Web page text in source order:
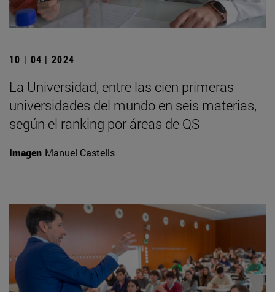
10 | 04 | 2024
La Universidad, entre las cien primeras
universidades del mundo en seis materias,
según el ranking por áreas de QS
Imagen Manuel Castells